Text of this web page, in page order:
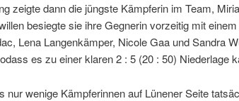
zeigte dann die jüngste Kämpferin im Team,
besiegte sie ihre Gegnerin vorzeitig mit
Lena Langenkämper, Nicole Gaa und Sandra
es zu einer klaren 2 : 5 (20 : 50) Niederlage
nur wenige Kämpferinnen auf Lünener Seite